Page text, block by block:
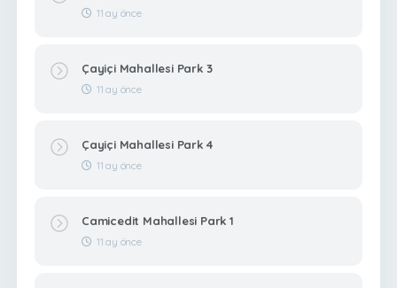
11 ay önce
Çayiçi Mahallesi Park 3
11 ay önce
Çayiçi Mahallesi Park 4
11 ay önce
Camicedit Mahallesi Park 1
11 ay önce